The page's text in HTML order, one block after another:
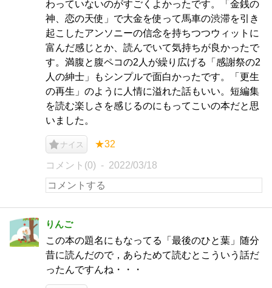
わっていないのがすごくよかったです。「金銭の
神、恋の天使」で大金を使って馬車の渋滞を引き
起こしたアンソニーの信念を持ちつつウィットに
富んだ感じとか、読んでいて気持ちが良かったで
す。満腹と腹ペコの2人が繰り広げる「感謝祭の2
人の紳士」もシンプルで面白かったです。「更生
の再生」のように人情に溢れた話もいい。短編集
を読む楽しさを感じるのにもってこいの本だと思
いました。
ナイス ★32
コメント(0) 2022/03/18
りんご
この本の題名にもなってる「最後のひと葉」随分
昔に読んだので，あらためて読むとこういう話だ
ったんですんね・・・